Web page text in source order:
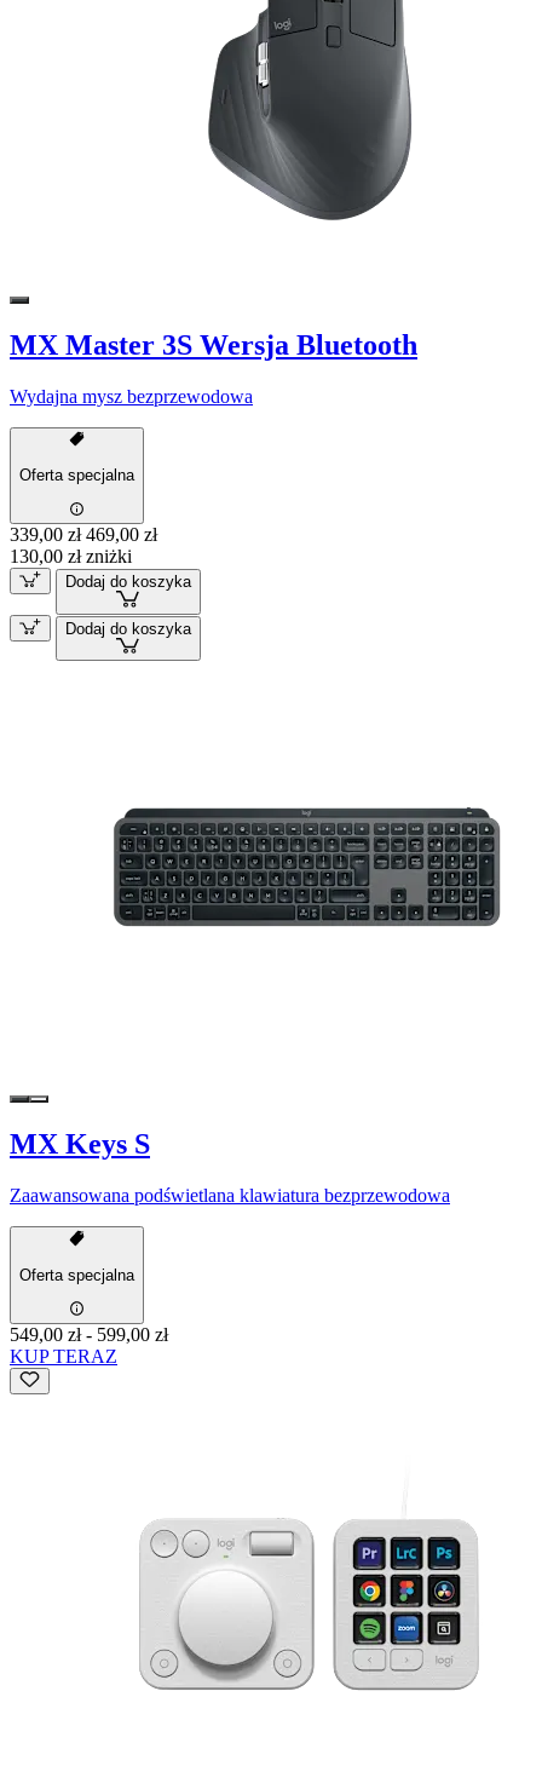
MX Master 3S Wersja Bluetooth
Wydajna mysz bezprzewodowa
Oferta specjalna
339,00 zł 469,00 zł
130,00 zł zniżki
Dodaj do koszyka
Dodaj do koszyka
MX Keys S
Zaawansowana podświetlana klawiatura bezprzewodowa
Oferta specjalna
549,00 zł- 599,00 zł
KUP TERAZ